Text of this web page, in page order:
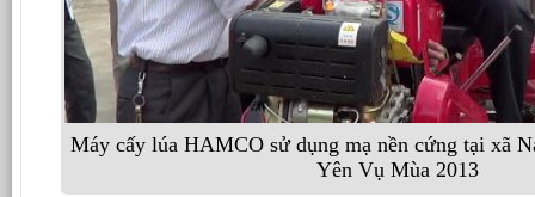
Máy cấy lúa HAMCO sử dụng mạ nền cứng tại xã
Yên Vụ Mùa 2013